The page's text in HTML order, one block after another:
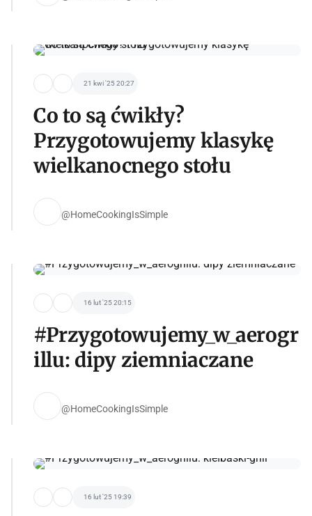
21 kwi '25 20:27
Co to są ćwikły?
Przygotowujemy klasykę
wielkanocnego stołu
@HomeCookingIsSimple
16 lut '25 20:15
#Przygotowujemy_w_aerogr
illu: dipy ziemniaczane
@HomeCookingIsSimple
16 lut '25 19:39